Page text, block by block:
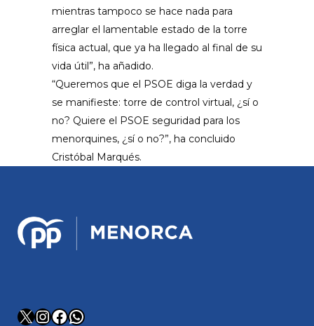
mientras tampoco se hace nada para
arreglar el lamentable estado de la torre
física actual, que ya ha llegado al final de su
vida útil”, ha añadido.
“Queremos que el PSOE diga la verdad y
se manifieste: torre de control virtual, ¿sí o
no? Quiere el PSOE seguridad para los
menorquines, ¿sí o no?”, ha concluido
Cristóbal Marqués.
X Instagram
Facebook
WhatsApp